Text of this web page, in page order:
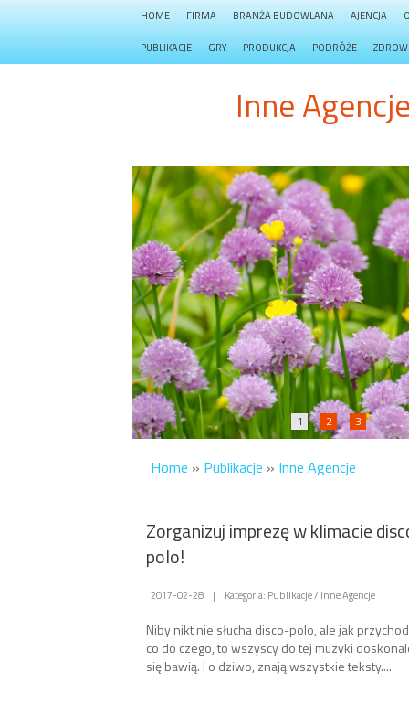
HOME FIRMA BRANŻA BUDOWLANA AJENCJA
PUBLIKACJE GRY PRODUKCJA PODRÓŻE
Inne
1 2 3
Home » Publikacje » Inne Agencje
Zorganizuj imprezę w klimacie
polo!
2017-02-28 | Kategoria: Publikacje / Inne Agencje
Niby nikt nie słucha disco-polo, ale jak
co do czego, to wszyscy do tej muzyki
się bawią. I o dziwo, znają wszystkie teksty....